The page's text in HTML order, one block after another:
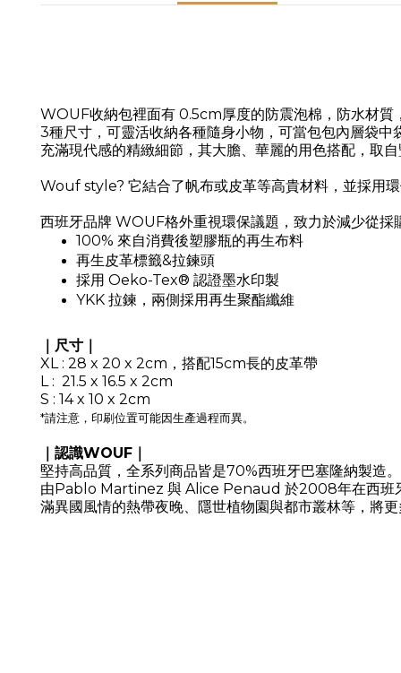
WOUF收納包裡面有 0.5cm厚度的防震泡棉， 防水材質
3種尺寸，可靈活收納各種隨身小物，可當包包內層袋中
充滿現代感的精緻細節，其大膽、華麗的用色搭配，取
Wouf style? 它結合了帆布或皮革等高貴材料，並採用
西班牙品牌 WOUF格外重視環保議題，致力於減少從採
100% 來自消費後塑膠瓶的再生布料
再生皮革標籤&拉鍊頭
採用 Oeko-Tex® 認證墨水印製
YKK 拉鍊，兩側採用再生聚酯纖維
｜尺寸｜
XL : 28 x 20 x 2cm，搭配15cm長的皮革帶
L : 21.5 x 16.5 x 2cm
S : 14 x 10 x 2cm
*請注意，印刷位置可能因生產過程而異。
｜認識WOUF｜
堅持高品質，全系列商品皆是70%西班牙巴塞隆納製造。
由Pablo Martinez 與 Alice Penaud 於2008年在西班
滿異國風情的熱帶夜晚、隱世植物園與都市叢林等，將